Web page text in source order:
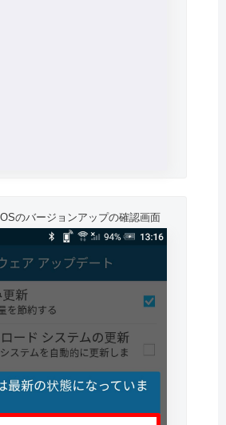
のバージョンアップの確認画面